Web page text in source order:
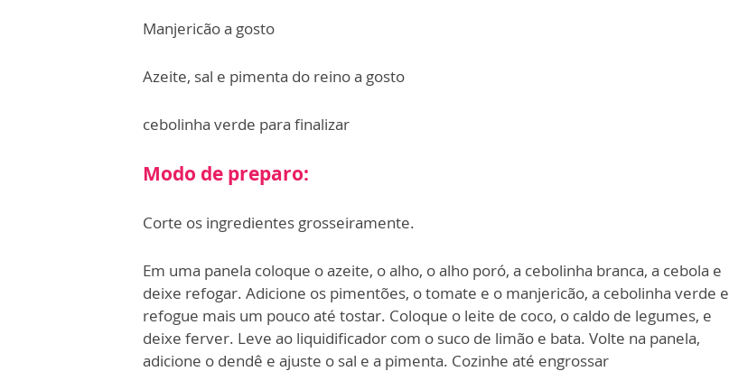
Manjericão a gosto
Azeite, sal e pimenta do reino a gosto
cebolinha verde para finalizar
Modo de preparo:
Corte os ingredientes grosseiramente.
Em uma panela coloque o azeite, o alho, o alho poró, a cebolinha branca, a cebola e
deixe refogar. Adicione os pimentões, o tomate e o manjericão, a cebolinha verde e
refogue mais um pouco até tostar. Coloque o leite de coco, o caldo de legumes, e
deixe ferver. Leve ao liquidificador com o suco de limão e bata. Volte na panela,
adicione o dendê e ajuste o sal e a pimenta. Cozinhe até engrossar